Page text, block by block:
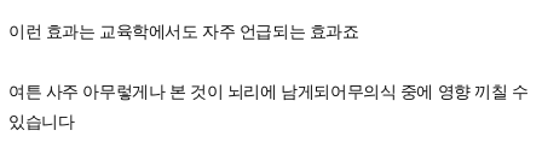
이런 효과는 교육학에서도 자주 언급되는 효과죠
여튼 사주 아무렇게나 본 것이 뇌리에 남게되어무의식 중에 영향 끼칠 수
있습니다